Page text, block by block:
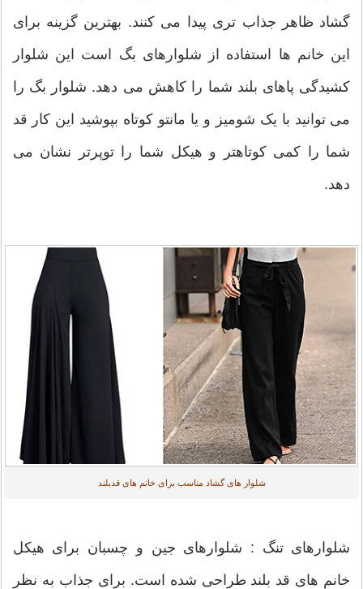
گشاد ظاهر جذاب تری پیدا می کنند. بهترین گزینه برای
این خانم ها استفاده از شلوارهای بگ است این شلوار
کشیدگی پاهای بلند شما را کاهش می دهد. شلوار بگ را
می توانید با یک شومیز و یا مانتو کوتاه بپوشید این کار قد
شما را کمی کوتاهتر و هیکل شما را توپرتر نشان می
دهد.
شلوار های گشاد مناسب برای خانم های قدبلند
شلوارهای تنگ : شلوارهای جین و چسبان برای هیکل
خانم های قد بلند طراحی شده است. برای جذاب به نظر